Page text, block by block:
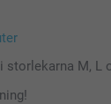
storlekarna M, L